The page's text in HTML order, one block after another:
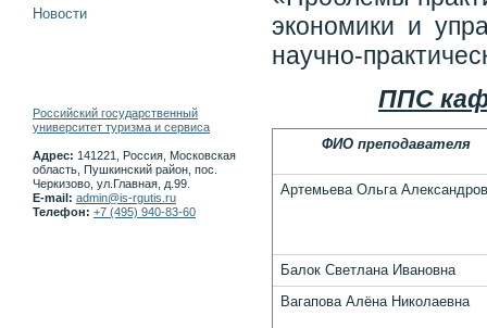
экономики и
научно-
ППС
ФИО преподавателя
Артемьева Ольга
Балок Светлана Ивановна
Вагапова Алёна Николаевна
Новости
Российский государственный
университет туризма и сервиса
Адрес: 141221, Россия, Московская
область, Пушкинский район, пос.
Черкизово, ул.Главная, д.99.
E-mail: admin@is-rgutis.ru
Телефон: +7 (495) 940-83-60